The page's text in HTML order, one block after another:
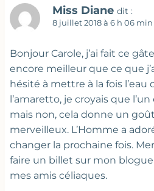
Miss Diane dit :
8 juillet 2018 à 6 h 06 min
Bonjour Carole, j’ai fait ce
encore meilleur que ce que
hésité à mettre à la fois l’eau
l’amaretto, je croyais que
mais non, cela donne un
merveilleux. L’Homme a
changer la prochaine fois.
faire un billet sur mon
mes amis céliaques.